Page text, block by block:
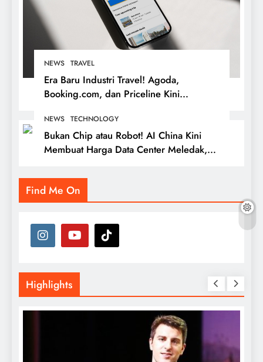
NEWS TRAVEL
Era Baru Industri Travel! Agoda,
Booking.com, dan Priceline Kini
Dampaknya bagi Wisatawan?
NEWS TECHNOLOGY
Bukan Chip atau Robot! AI China Kini
Membuat Harga Data Center Meledak,
Teknologi
Find Me On
Highlights